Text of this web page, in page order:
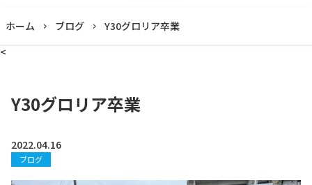
PURCHASE
買取情報
会社概要
ホーム ブログ
Y30グロリア卒業
<
Y30グロリア卒業
2022.04.16
ブログ